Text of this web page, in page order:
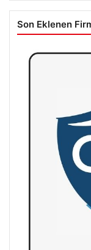
Son Eklenen